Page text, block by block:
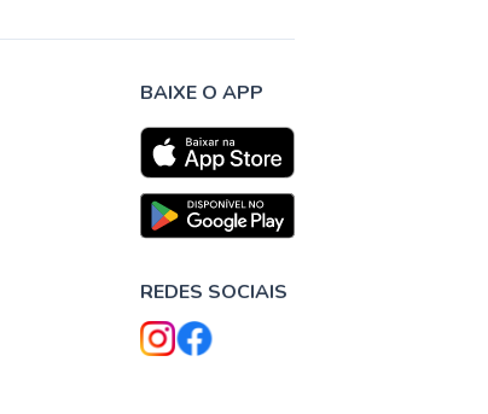
BAIXE O APP
REDES SOCIAIS